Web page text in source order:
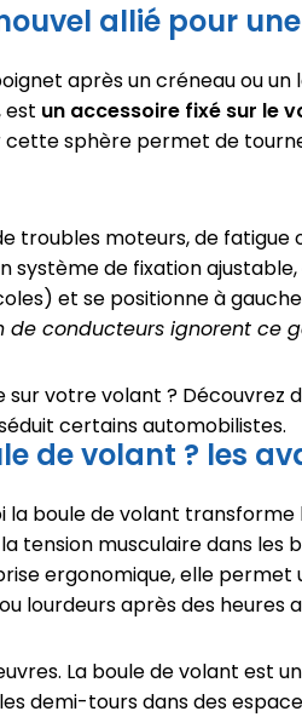
allié pour
après un créneau ou un
est un accessoire fixé sur le
cette sphère permet de
troubles moteurs, de fatigue
système de fixation
et se positionne à
conducteurs ignorent ce
votre volant ? Découvrez
certains automobilistes.
de volant ? les
boule de volant transforme
tension musculaire dans les
ergonomique, elle permet
lourdeurs après des heures
La boule de volant est
demi-tours dans des